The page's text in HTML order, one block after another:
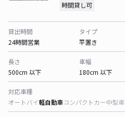
時間貸し可
貸出時間
24時間営業
タイプ
平置き
長さ
500cm 以下
車幅
180cm 以下
対応車種
オートバイ軽自動車コンパクトカー中型車